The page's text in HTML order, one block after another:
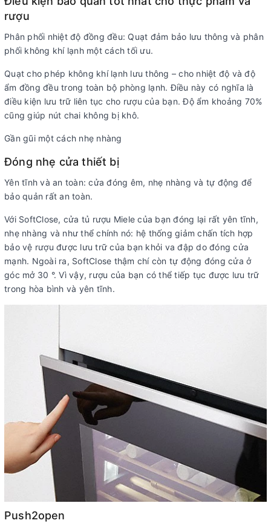
rượu
Phân phối nhiệt độ đồng đều: Quạt đảm bảo lưu thông và phân
phối không khí lạnh một cách tối ưu.
Quạt cho phép không khí lạnh lưu thông – cho nhiệt độ và độ
ẩm đồng đều trong toàn bộ phòng lạnh. Điều này có nghĩa là
điều kiện lưu trữ liên tục cho rượu của bạn. Độ ẩm khoảng 70%
cũng giúp nút chai không bị khô.
Gần gũi một cách nhẹ nhàng
Đóng nhẹ cửa thiết bị
Yên tĩnh và an toàn: cửa đóng êm, nhẹ nhàng và tự động để
bảo quản rất an toàn.
Với SoftClose, cửa tủ rượu Miele của bạn đóng lại rất yên tĩnh,
nhẹ nhàng và như thể chính nó: hệ thống giảm chấn tích hợp
bảo vệ rượu được lưu trữ của bạn khỏi va đập do đóng cửa
mạnh. Ngoài ra, SoftClose thậm chí còn tự động đóng cửa ở
góc mở 30 °. Vì vậy, rượu của bạn có thể tiếp tục được lưu trữ
trong hòa bình và yên tĩnh.
Push2open